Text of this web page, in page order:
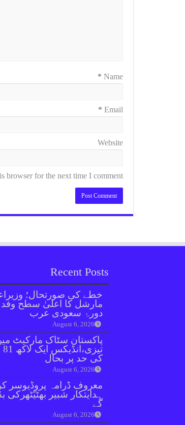
Name
*
Email
*
Website
browser for the next time I comment.
Recent Posts
خطے کی صورتحال؛
مارشل کا اعلیٰ سطح وفد
دورۂ سعودی عرب
August 6, 2026
پاکستان سٹاک مارکیٹ
کی حد پر بحال
August 6, 2026
معروف ڈرامہ پروڈیوسر
ہدایتکار شبیر
گے
August 6, 2026